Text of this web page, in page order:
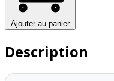
Ajouter au panier
Description